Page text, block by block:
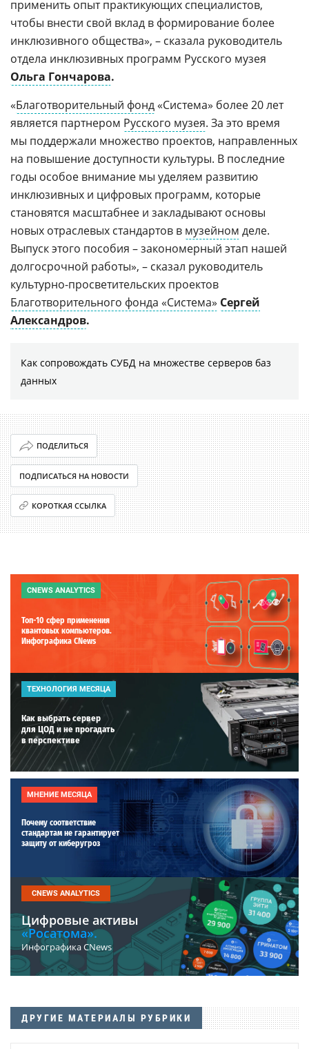
применить опыт практикующих специалистов,
чтобы внести свой вклад в формирование более
инклюзивного общества», – сказала руководитель
отдела инклюзивных программ Русского музея
Ольга Гончарова.
«Благотворительный фонд «Система» более 20 лет
является партнером Русского музея. За это время
мы поддержали множество проектов, направленных
на повышение доступности культуры. В последние
годы особое внимание мы уделяем развитию
инклюзивных и цифровых программ, которые
становятся масштабнее и закладывают основы
новых отраслевых стандартов в музейном деле.
Выпуск этого пособия – закономерный этап нашей
долгосрочной работы», – сказал руководитель
культурно-просветительских проектов
Благотворительного фонда «Система» Сергей
Александров.
Как сопровождать СУБД на множестве серверов баз
данных
ПОДЕЛИТЬСЯ
ПОДПИСАТЬСЯ НА НОВОСТИ
КОРОТКАЯ ССЫЛКА
CNEWS ANALYTICS
Топ-10 сфер применения
квантовых компьютеров.
Инфографика CNews
ТЕХНОЛОГИЯ МЕСЯЦА
Как выбрать сервер
для ЦОД и не прогадать
в перспективе
МНЕНИЕ МЕСЯЦА
Почему соответствие
стандартам не гарантирует
защиту от киберугроз
CNEWS ANALYTICS
Цифровые активы
«Росатома».
Инфографика CNews
ДРУГИЕ МАТЕРИАЛЫ РУБРИКИ